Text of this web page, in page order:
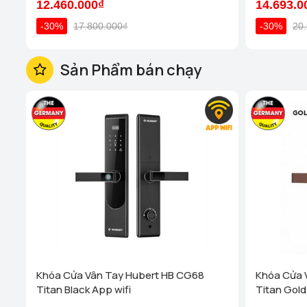
12.460.000₫
-30% 17.800.000₫ -30%
Sản Phẩm bán chạy
Khóa Cửa Vân Tay Hubert HB CG68
Titan Black App wifi
Khóa Cửa
Titan